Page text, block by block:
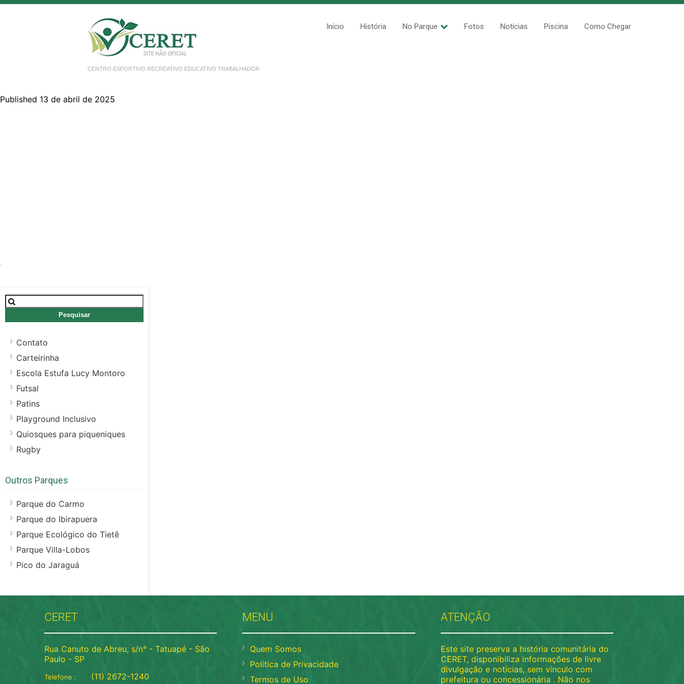
CENTRO ESPORTIVO RECREATIVO EDUCATIVO TRABALHADOR
Início História No Parque Fotos Notícias Piscina Como Chegar
Published 13 de abril de 2025
Pesquisar
por:
Contato
Carteirinha
Escola Estufa Lucy Montoro
Futsal
Patins
Playground Inclusivo
Quiosques para piqueniques
Rugby
Outros Parques
Parque do Carmo
Parque do Ibirapuera
Parque Ecológico do Tietê
Parque Villa-Lobos
Pico do Jaraguá
CERET
Rua Canuto de Abreu, s/n° - Tatuapé - São
Paulo - SP
Telefone : (11) 2672-1240
MENU
Quem Somos
Política de Privacidade
Termos de Uso
ATENÇÃO
Este site preserva a história comunitária do
CERET, disponibiliza informações de livre
divulgação e notícias, sem vínculo com
prefeitura ou concessionária . Não nos